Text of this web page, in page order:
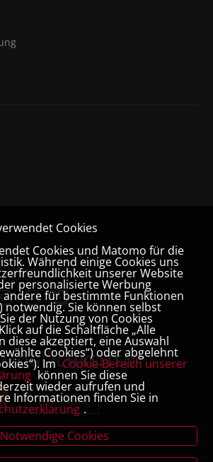
Rechnung
Cookies
Cookies und Matomo für die
Während einige Cookies uns
unserer Website
personalisierte Werbung
andere für bestimmte Funktionen
notwendig. Sie können selbst
der Nutzung von Cookies
auf die Schaltfläche „Alle
diese akzeptiert, eine Auswahl
Cookies“) oder abgelehnt
Im Cookie-Bereich unserer
können Sie diese
wieder aufrufen und
Informationen finden Sie in
.
Notwendige Cookies